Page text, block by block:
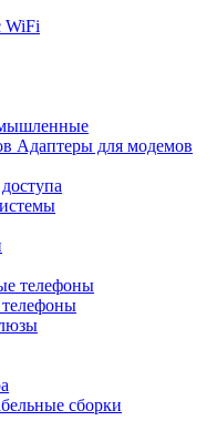
WiFi
Адаптеры для модемов
сборки